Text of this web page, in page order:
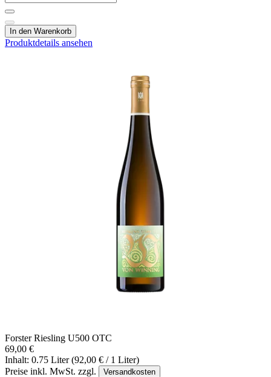
In den Warenkorb
Produktdetails ansehen
Forster Riesling U500 OTC
69,00 €
Inhalt: 0.75 Liter (92,00 € / 1 Liter)
Preise inkl. MwSt. zzgl.
Versandkosten